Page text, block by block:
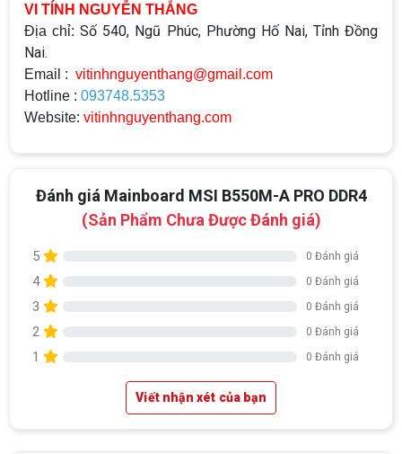
VI TÍNH NGUYỄN THẮNG
Địa chỉ:Số 540, Ngũ Phúc, Phường Hố Nai, Tỉnh Đồng
Nai.
Email : vitinhnguyenthang@gmail.com
Hotline : 093748.5353
Website: vitinhnguyenthang.com
Đánh giá Mainboard MSI B550M-A PRO DDR4
(Sản Phẩm Chưa Được Đánh giá)
5 0 Đánh giá
4 0 Đánh giá
3 0 Đánh giá
2 0 Đánh giá
1 0 Đánh giá
Viết nhận xét của bạn